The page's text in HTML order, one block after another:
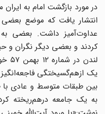
در مورد بازگشت امام به ایران
انتشار یافت که موضع بعضی از
عداوت‌آمیز داشت. بعضی
کردند و بعضی دیگر نگران و
لندن
یک ازهم‌گسیختگی
بین طبقات متوسط و عادی با
به یک جامعه درهم‌ریخته